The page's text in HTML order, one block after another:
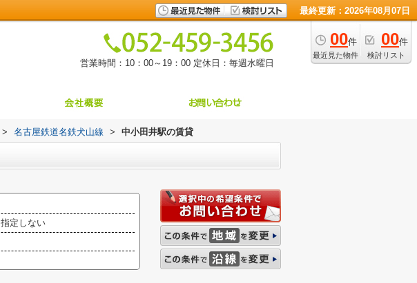
最終更新：2026年08月07日
00件
最近見た物件
00件
検討リスト
営業時間：10：00～19：00 定休日：毎週水曜日
> 名古屋鉄道名鉄犬山線 > 中小田井駅の賃貸
指定しない